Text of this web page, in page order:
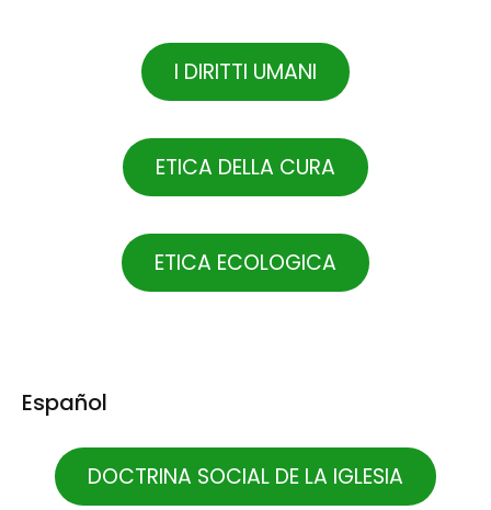
I DIRITTI UMANI
ETICA DELLA CURA
ETICA ECOLOGICA
Español
DOCTRINA SOCIAL DE LA IGLESIA